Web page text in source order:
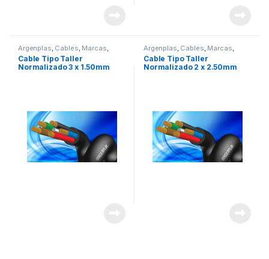
Argenplas Cables Marcas
Seguridad , tipo taller
Cable Tipo Taller
Normalizado 3 x 1.50mm
Argenplas Cables Marcas
Seguridad , tipo taller
Cable Tipo Taller
Normalizado 2 x 2.50mm